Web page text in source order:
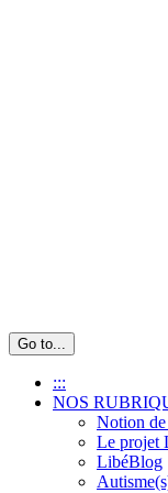
Go to...
:::
NOS
Notion
Le projet
LibéBlog